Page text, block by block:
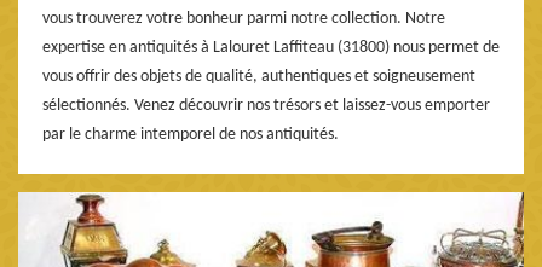
vous trouverez votre bonheur parmi notre collection. Notre
expertise en antiquités à Lalouret Laffiteau (31800) nous permet de
vous offrir des objets de qualité, authentiques et soigneusement
sélectionnés. Venez découvrir nos trésors et laissez-vous emporter
par le charme intemporel de nos antiquités.